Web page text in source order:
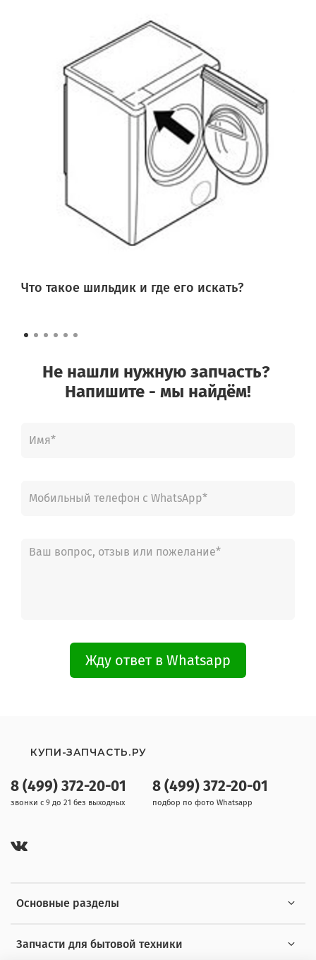
Что такое шильдик и где его искать?
Не нашли нужную запчасть?
Напишите - мы найдём!
Жду ответ в Whatsapp
Основные разделы
Запчасти для бытовой техники
8 (499) 372-20-01
звонки с 9 до 21 без выходных
8 (499) 372-20-01
подбор по фото Whatsapp
КУПИ-ЗАПЧАСТЬ.РУ